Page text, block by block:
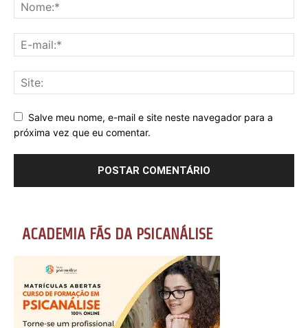
Salve meu nome, e-mail e site neste navegador para a
próxima vez que eu comentar.
ACADEMIA FÃS DA PSICANÁLISE